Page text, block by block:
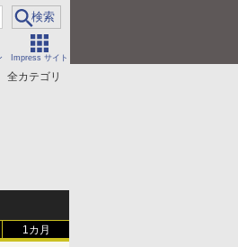
Impress サイト
全カテゴリ
1カ月